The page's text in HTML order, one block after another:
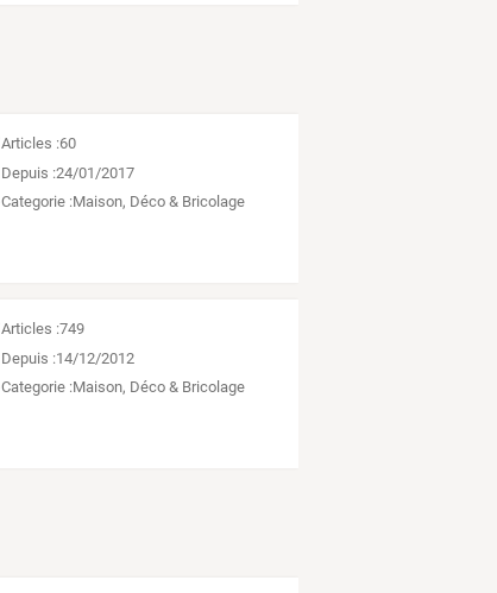
Articles :60
Depuis :24/01/2017
Categorie :Maison, Déco & Bricolage
Articles :749
Depuis :14/12/2012
Categorie :Maison, Déco & Bricolage